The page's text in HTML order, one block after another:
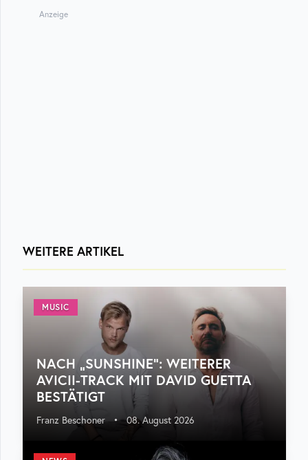
Anzeige
WEITERE ARTIKEL
MUSIC
NACH „SUNSHINE“: WEITERER
AVICII-TRACK MIT DAVID GUETTA
BESTÄTIGT
Franz Beschoner • 08. August 2026